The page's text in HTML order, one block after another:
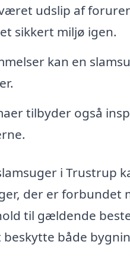
udslip af
sikkert miljø igen.
kan en
tilbyder også
i Trustrup
der er forbundet
til gældende
både